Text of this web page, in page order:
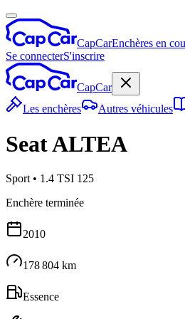
CapCarEnchères en
Se connecterS'inscrire
CapCar
Les enchères
Autres véhicules
SeatALTEA
Sport • 1.4 TSI 125
Enchère terminée
2010
178 804 km
Essence